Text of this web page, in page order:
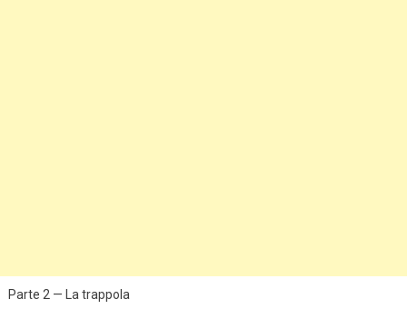
Parte 2 — La trappola